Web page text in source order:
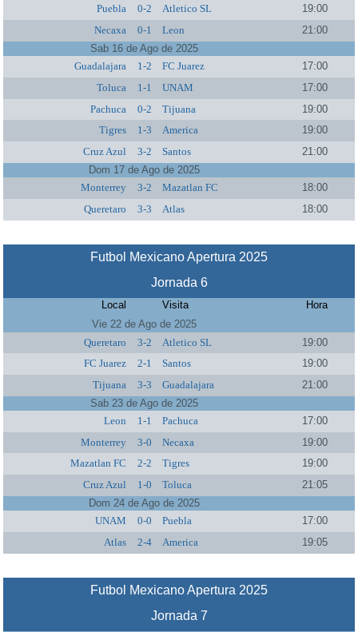
Puebla
0-2 Atletico SL
19:00
Necaxa
0-1 Leon
21:00
Sab 16 de Ago de 2025
Guadalajara
1-2 FC Juarez
17:00
Toluca
1-1 UNAM
17:00
Pachuca
0-2 Tijuana
19:00
Tigres
1-3 America
19:00
Cruz Azul
3-2 Santos
21:00
Dom 17 de Ago de 2025
Monterrey
3-2 Mazatlan FC
18:00
Queretaro
3-3 Atlas 18:00
Futbol Mexicano Apertura 2025
Jornada 6
Local Visita
Hora
Vie 22 de Ago de 2025
Queretaro
3-2 Atletico SL
19:00
FC Juarez
2-1 Santos
19:00
Tijuana
3-3 Guadalajara
21:00
Sab 23 de Ago de 2025
Leon
1-1 Pachuca
17:00
Monterrey
3-0 Necaxa
19:00
Mazatlan FC
2-2 Tigres
19:00
Cruz Azul
1-0 Toluca
21:05
Dom 24 de Ago de 2025
UNAM
0-0 Puebla
17:00
Atlas
2-4 America 19:05
Futbol Mexicano Apertura 2025
Jornada 7